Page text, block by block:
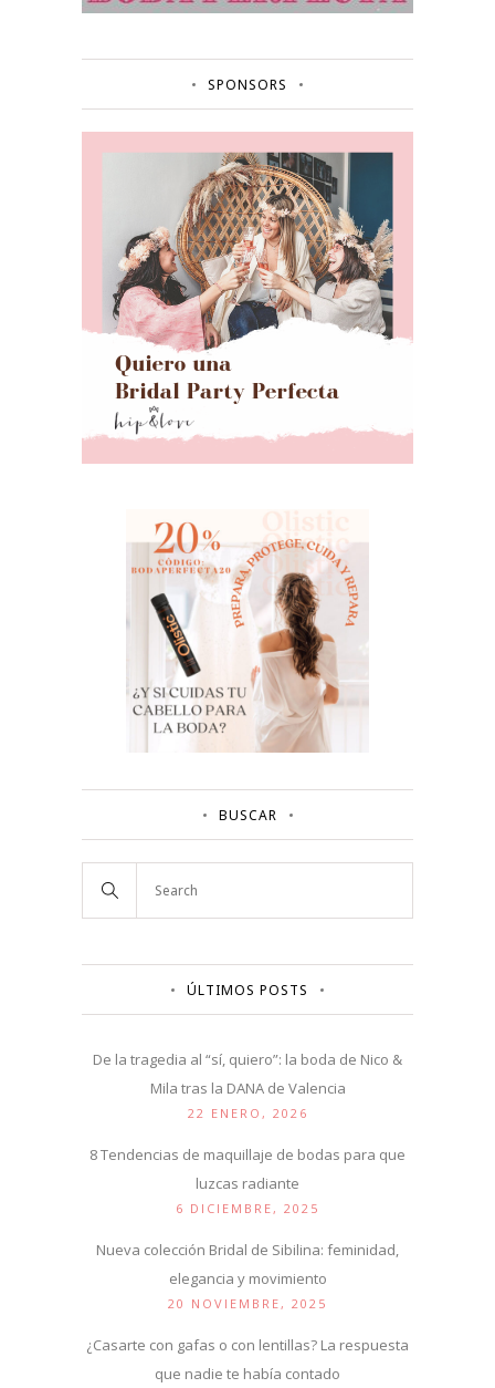
SPONSORS
BUSCAR
ÚLTIMOS POSTS
De la tragedia al “sí, quiero”: la boda de Nico &
Mila tras la DANA de Valencia
22 ENERO, 2026
8 Tendencias de maquillaje de bodas para que
luzcas radiante
6 DICIEMBRE, 2025
Nueva colección Bridal de Sibilina: feminidad,
elegancia y movimiento
20 NOVIEMBRE, 2025
¿Casarte con gafas o con lentillas? La respuesta
que nadie te había contado